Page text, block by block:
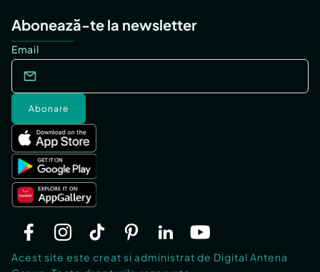
Abonează-te la newsletter
Email
Abonare
Acest site este creat si administrat de Digital Antena